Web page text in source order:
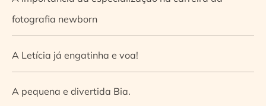
fotografia newborn
A Letícia já engatinha e voa!
A pequena e divertida Bia.